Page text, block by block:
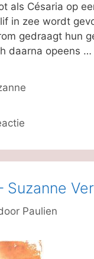
als Césaria op
in zee wordt
gedraagt hun
daarna opeens …
Suzanne
Paulien